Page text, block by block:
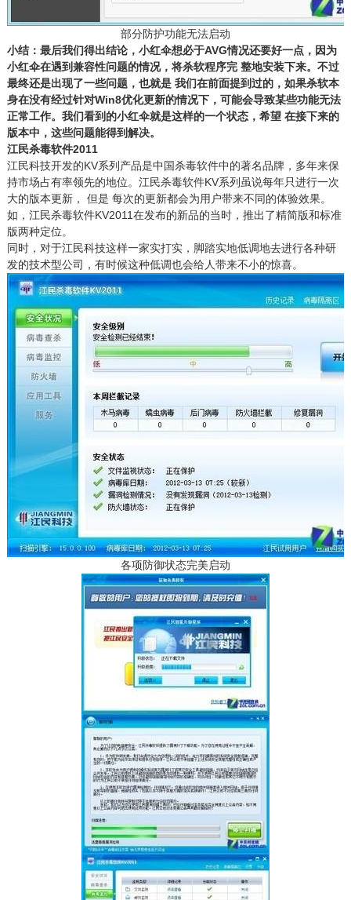
部分防护功能无法启动
小结：最后我们得出结论，小红伞想必于AVG情况还要好一点，因为
小红伞在遇到兼容性问题的情况，将杀软程序完 整地安装下来。不过
最终还是出现了一些问题，也就是 我们在前面提到过的，如果杀软本
身在没有经过针对Win8优化更新的情况下，可能会导致某些功能无法
正常工作。我们看到的小红伞就是这样的一个状态，希望 在接下来的
版本中，这些问题能得到解决。
江民杀毒软件2011
江民科技开发的KV系列产品是中国杀毒软件中的著名品牌，多年来保
持市场占有率领先的地位。江民杀毒软件KV系列虽说每年只进行一次
大的版本更新， 但是 每次的更新都会为用户带来不同的体验效果。
如，江民杀毒软件KV2011在发布的新品的当时，推出了精简版和标准
版两种定位。
同时，对于江民科技这样一家实打实，脚踏实地低调地去进行各种研
发的技术型公司，有时候这种低调也会给人带来不小的惊喜。
各项防御状态完美启动